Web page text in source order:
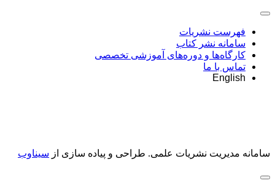
فهرست نشریات
سامانه نشر کتاب
کارگاه‌ها و دوره‌های آموزشی تخصصی
تماس با ما
English
سامانه مدیریت نشریات علمی. طراحی و پیاده سازی از سیناوب